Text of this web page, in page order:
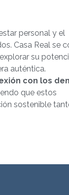
personal y el
Casa Real se
su
auténtica.
con los
que estos
sostenible